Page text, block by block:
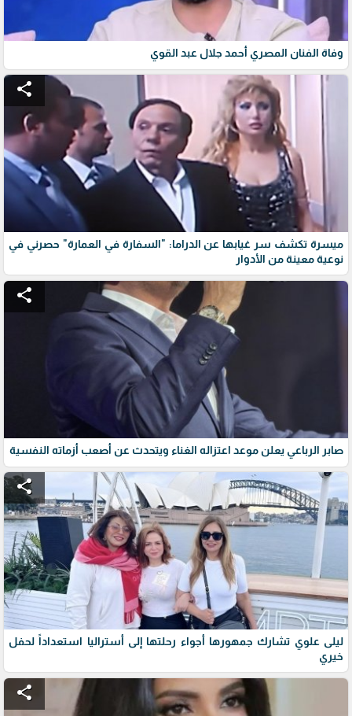
وفاة الفنان المصري أحمد جلال عبد القوي
share
ميسرة تكشف سر غيابها عن الدراما: "السفارة في العمارة" حصرني في
نوعية معينة من الأدوار
share
صابر الرباعي يعلن موعد اعتزاله الغناء ويتحدث عن أصعب أزماته النفسية
share
ليلى علوي تشارك جمهورها أجواء رحلتها إلى أستراليا استعداداً لحفل
خيري
share